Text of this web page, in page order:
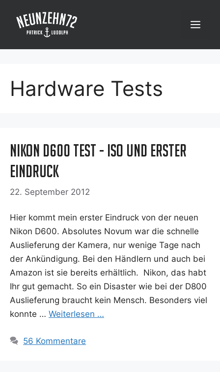
Inhalt
springen
Menü
Hardware Tests
Nikon D600 Test - ISO und erster
Eindruck
22. September 2012
Hier kommt mein ers­ter Ein­druck von der neu­en
Nikon D600. Abso­lu­tes Novum war die schnel­le
Aus­lie­fe­rung der Kame­ra, nur weni­ge Tage nach
der Ankün­di­gung. Bei den Händ­lern und auch bei
Ama­zon ist sie bereits erhält­lich. Nikon, das habt
Ihr gut gemacht. So ein Dis­as­ter wie bei der D800
Aus­lie­fe­rung braucht kein Mensch. Beson­ders viel
konn­te … Wei­ter­le­sen …
56 Kommentare